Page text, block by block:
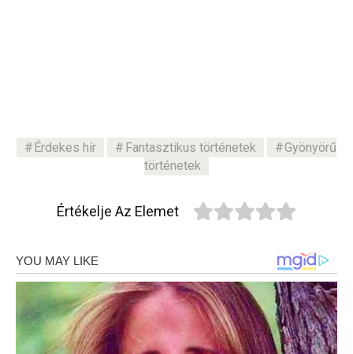
Érdekes hír Fantasztikus történetek
Gyönyörű
történetek
Értékelje Az Elemet